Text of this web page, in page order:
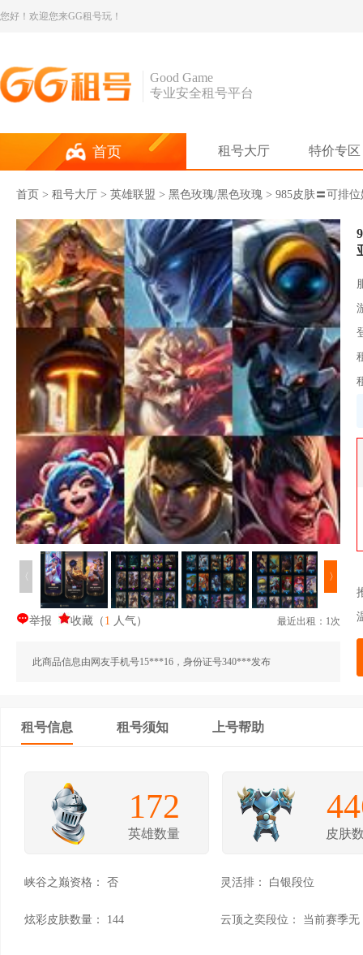
您好！欢迎您来GG租号玩！
Good Game
专业安全租号平台
首页 租号大厅 特价专区
首页 > 租号大厅 > 英雄联盟 > 黑色玫瑰/黑色玫瑰 > 985皮肤〓可排
〈 〉
举报 收藏 （ 1 人气） 最近出租：1次
此商品信息由网友手机号15***16，身份证号340***发布
租号信息 租号须知 上号帮助
172
英雄数量 皮肤
峡谷之巅资格： 否 灵活排： 白银段位
炫彩皮肤数量： 144 云顶之奕段位： 当前赛季无